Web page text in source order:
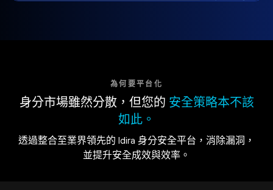
為何要平台化
身分市場雖然分散，但您的 安全策略本不該
如此。
透過整合至業界領先的 Idira 身分安全平台，消除漏洞，
並提升安全成效與效率。